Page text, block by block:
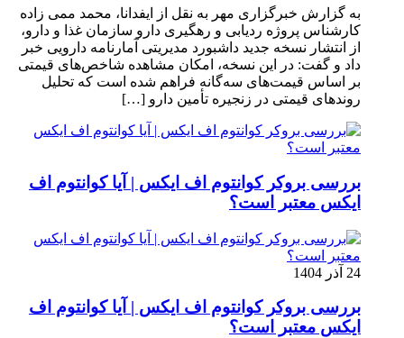
به گزارش خبرگزاری مهر به نقل از ایفدانا، محمد ممی زاده
کارشناس پروژه ردیابی و رهگیری دارو سازمان غذا و دارو،
از انتشار نسخه جدید داشبورد مدیریتی آمارنامه دارویی خبر
داد و گفت: در این نسخه، امکان مشاهده شاخص‌های قیمتی
بر اساس قیمت‌های سه‌گانه فراهم شده است که تحلیل
روندهای قیمتی در زنجیره تأمین دارو […]
بررسی بروکر کوانتوم اف ایکس | آیا کوانتوم اف
ایکس معتبر است؟
24 آذر 1404
بررسی بروکر کوانتوم اف ایکس | آیا کوانتوم اف
ایکس معتبر است؟